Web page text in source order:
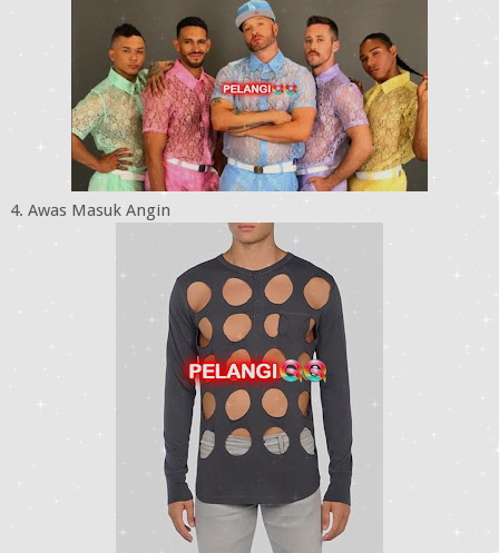
4. Awas Masuk Angin